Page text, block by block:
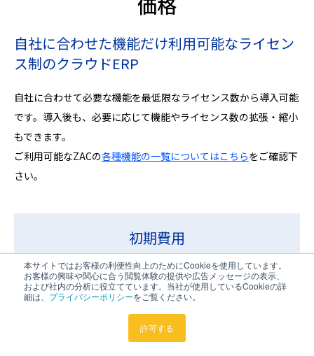
本サイトではお客様の利便性向上のためにCookieを使用しています。
お客様の興味や関心に合う閲覧体験の提供や広告メッセージの表示、
および社内の分析に役立てています。当社が使用しているCookieの詳
細は、 プライバシーポリシーをご覧ください。
許可する
自社に合わせた機能だけ利用可能なライセン
ス制のクラウドERP
自社に合わせて必要な機能を最低限なライセンス数から導入可能
です。導入後も、必要に応じて機能やライセンス数の拡張・縮小
もできます。
ご利用可能なZACの各種機能の一覧についてはこちらをご確認下
さい。
初期費用
ZAC初期設定費用(10万円)
導入支援費用(※1、※2)